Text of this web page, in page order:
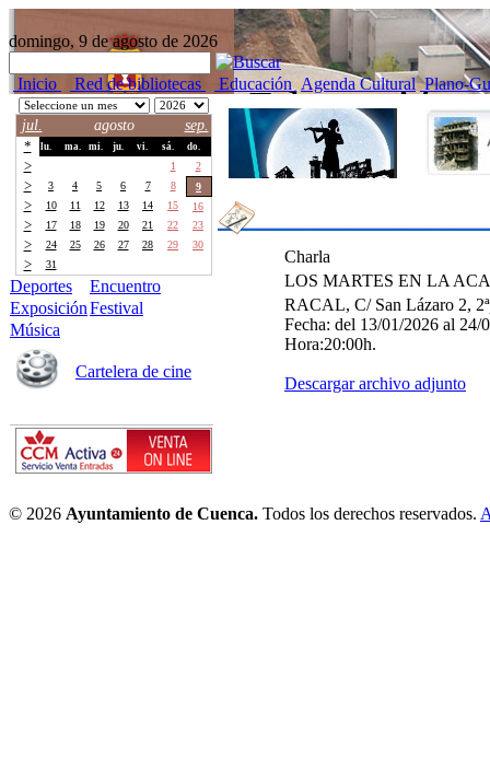
domingo, 9 de agosto de 2026
Inicio Red de bibliotecas Educación Agenda Cultural Plano-
jul. agosto
sep.
*
lu. ma. mi. ju. vi. sá. do.
> 1 2
> 3 4 5 6 7 8 9
> 10 11 12 13 14 15 16
> 17 18 19 20 21 22 23
> 24 25 26 27 28 29 30
> 31
Deportes
Encuentro
ExposiciónFestival
Música
Cartelera de cine
Charla
LOS MARTES EN LA
RACAL, C/ San Lázaro 2,
Fecha: del 13/01/2026 al 24/
Hora:20:00h.
Descargar archivo adjunto
© 2026 Ayuntamiento de Cuenca. Todos los derechos reservados.